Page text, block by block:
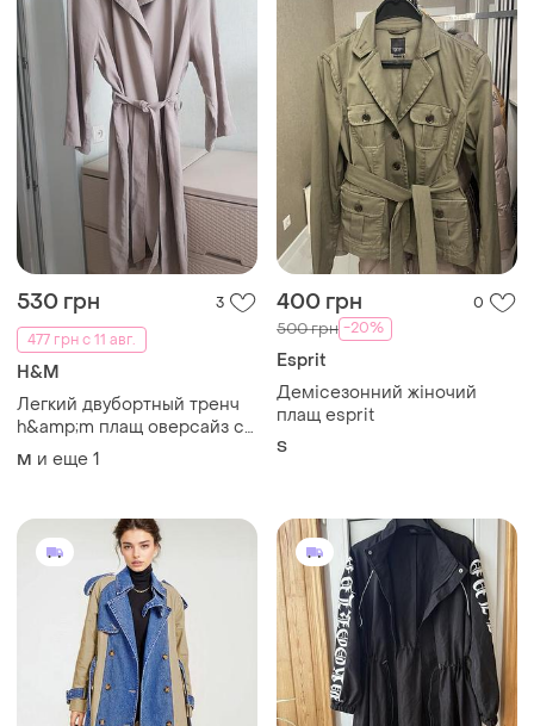
530 грн
3
477 грн с 11 авг.
H&M
Легкий двубортный тренч
h&amp;m плащ оверсайз с
поясом накидка жакет
M и еще 1
400 грн 0
500 грн -20%
Esprit
Демісезонний жіночий
плащ esprit
S